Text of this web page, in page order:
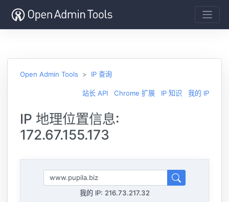
Open Admin Tools IP 查询
站长 API Chrome 扩展 IP 知识 我的 IP
IP 地理位置信息:
172.67.155.173
我的 IP: 216.73.217.32